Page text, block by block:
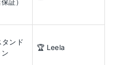
証）
タンド
🏆 Leela